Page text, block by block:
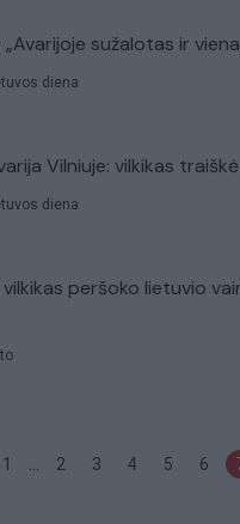
„Avarijoje sužalotas ir
diena
Vilniuje: vilkikas
diena
peršoko lietuvio
1 ... 2 3 4 5 6